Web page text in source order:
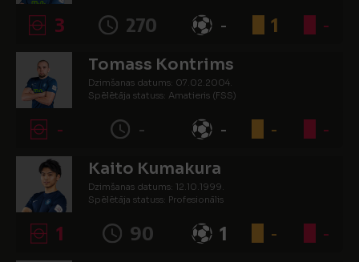
3 270 - 1 -
Tomass Kontrims
Dzimšanas datums: 07.02.2004.
Spēlētāja statuss: Amatieris (FSS)
- - - - -
Kaito Kumakura
Dzimšanas datums: 12.10.1999.
Spēlētāja statuss: Profesionālis
1 90 1 - -